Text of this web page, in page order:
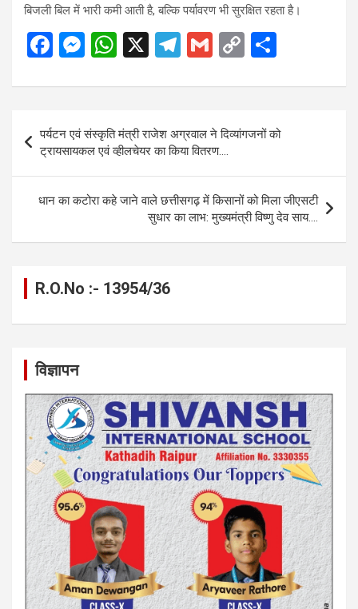
बिजली बिल में भारी कमी आती है, बल्कि पर्यावरण भी सुरक्षित रहता है।
F
ce
o
o
k
M
se
n
g
er
W
at
s
A
p
p
X
T
e
a
m
G
ail
C
py
Li
n
k
ar
e
Post
navigation
पर्यटन एवं संस्कृति मंत्री राजेश अग्रवाल ने दिव्यांगजनों को
ट्रायसायकल एवं व्हीलचेयर का किया वितरण….
धान का कटोरा कहे जाने वाले छत्तीसगढ़ में किसानों को मिला जीएसटी
सुधार का लाभ: मुख्यमंत्री विष्णु देव साय….
R.O.No :- 13954/36
विज्ञापन